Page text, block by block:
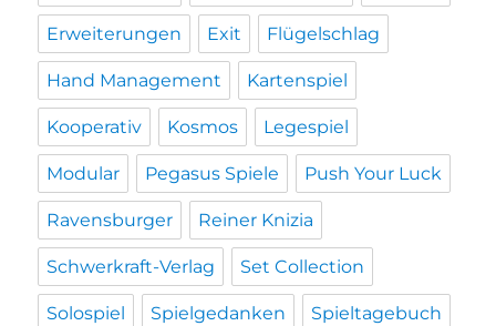
Erweiterungen Exit Flügelschlag
Hand Management Kartenspiel
Kooperativ Kosmos Legespiel
Modular Pegasus Spiele Push Your Luck
Ravensburger Reiner Knizia
Schwerkraft-Verlag Set Collection
Solospiel Spielgedanken Spieltagebuch